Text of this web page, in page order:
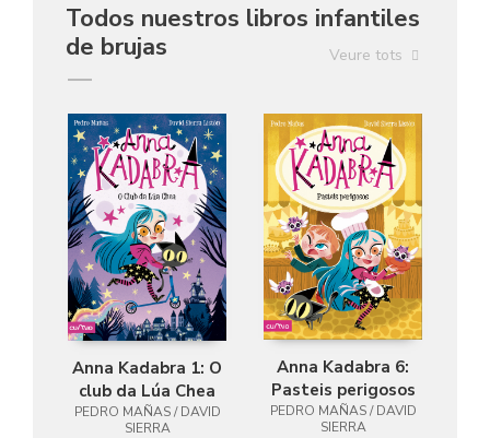
Todos nuestros libros infantiles
de brujas
Veure tots
Anna Kadabra 1: O
club da Lúa Chea
PEDRO MAÑAS / DAVID
SIERRA
Anna Kadabra 6:
Pasteis perigosos
PEDRO MAÑAS / DAVID
SIERRA